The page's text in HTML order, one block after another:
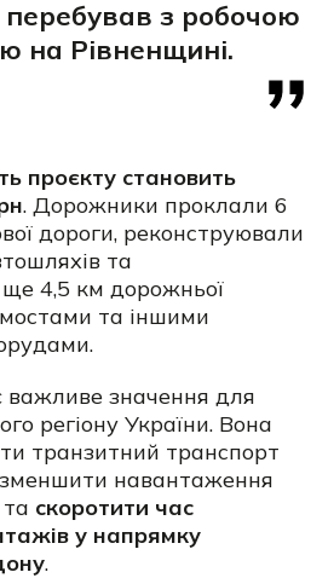
перебував з робочою
на Рівненщині.
проєкту становить
. Дорожники проклали 6
дороги, реконструювали
та
4,5 км дорожньої
та іншими
важливе значення для
регіону України. Вона
транзитний транспорт
зменшити навантаження
скоротити час
у напрямку
.